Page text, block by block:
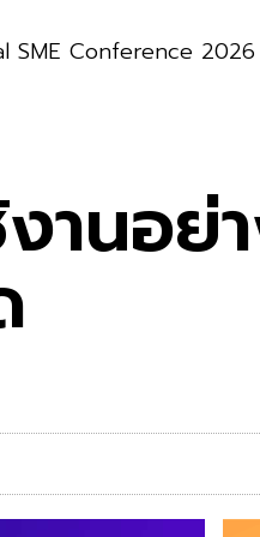
SME Conference 2026
นอย่า